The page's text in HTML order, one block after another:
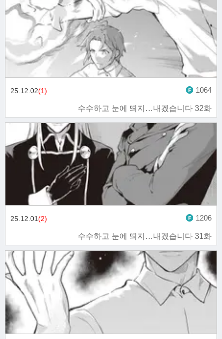
수수하고 눈에 띄지…내겠습니다 32화
25.12.02(1) 1064
수수하고 눈에 띄지…내겠습니다 31화
25.12.01(2) 1206